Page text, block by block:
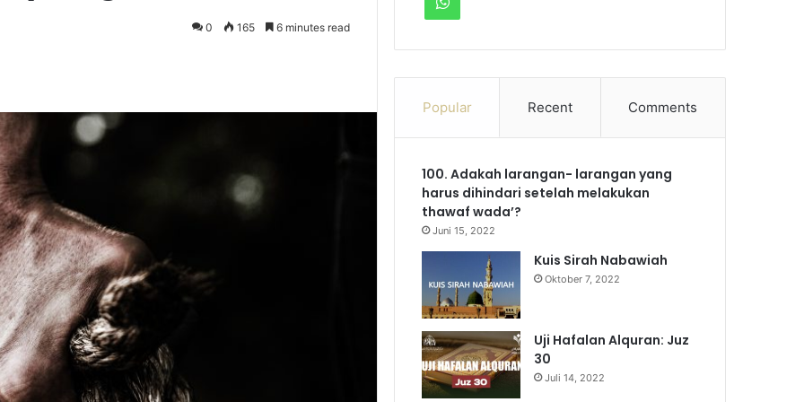
0 165 6 minutes read
b
o
o
k
u
b
e
g
r
r
a
o
k
a
t
A
p
p
Popular Recent Comments
100. Adakah larangan- larangan yang
harus dihindari setelah melakukan
thawaf wada’?
Juni 15, 2022
Kuis Sirah Nabawiah
Oktober 7, 2022
Uji Hafalan Alquran: Juz
30
Juli 14, 2022